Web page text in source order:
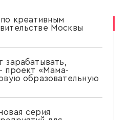
креативным
Москвы
зарабатывать,
проект «Мама-
образовательную
серия